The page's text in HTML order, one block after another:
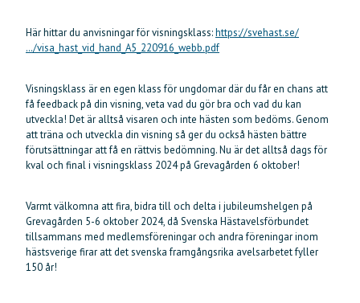
Här hittar du anvisningar för visningsklass:https://svehast.se/
…/visa_hast_vid_hand_A5_220916_webb.pdf
Visningsklass är en egen klass för ungdomar där du får en chans att
få feedback på din visning, veta vad du gör bra och vad du kan
utveckla! Det är alltså visaren och inte hästen som bedöms. Genom
att träna och utveckla din visning så ger du också hästen bättre
förutsättningar att få en rättvis bedömning. Nu är det alltså dags för
kval och final i visningsklass 2024 på Grevagården 6 oktober!
Varmt välkomna att fira, bidra till och delta i jubileumshelgen på
Grevagården 5-6 oktober 2024, då Svenska Hästavelsförbundet
tillsammans med medlemsföreningar och andra föreningar inom
hästsverige firar att det svenska framgångsrika avelsarbetet fyller
150 år!